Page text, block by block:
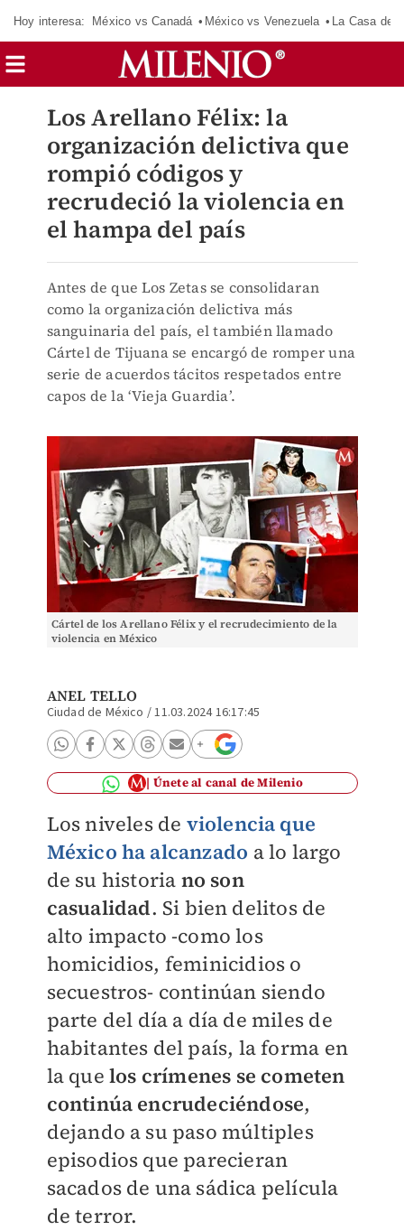
Hoy interesa: México vs Canadá México vs Venezuela La Casa de
Los Arellano Félix: la
organización delictiva que
rompió códigos y
recrudeció la violencia en
el hampa del país
Antes de que Los Zetas se consolidaran
como la organización delictiva más
sanguinaria del país, el también llamado
Cártel de Tijuana se encargó de romper una
serie de acuerdos tácitos respetados entre
capos de la ‘Vieja Guardia’.
Cártel de los Arellano Félix y el recrudecimiento de la
violencia en México
ANEL TELLO
Ciudad de México /11.03.2024 16:17:45
Únete al canal de Milenio
Los niveles de violencia que
México ha alcanzado a lo largo
de su historia no son
casualidad. Si bien delitos de
alto impacto -como los
homicidios, feminicidios o
secuestros- continúan siendo
parte del día a día de miles de
habitantes del país, la forma en
la que los crímenes se cometen
continúa encrudeciéndose,
dejando a su paso múltiples
episodios que parecieran
sacados de una sádica película
de terror.